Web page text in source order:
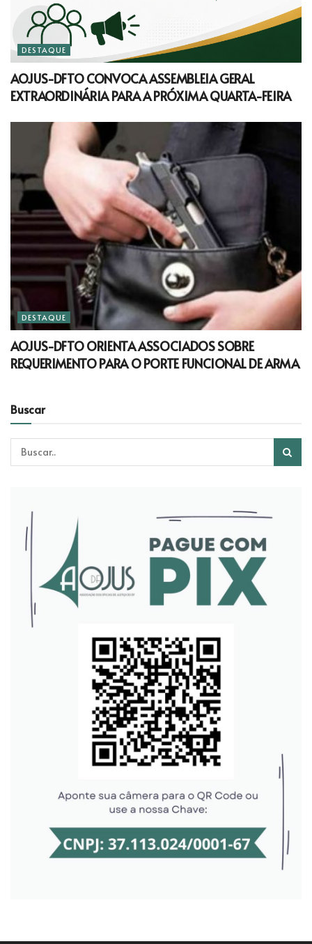
DESTAQUE
AOJUS-DFTO CONVOCA ASSEMBLEIA GERAL
EXTRAORDINÁRIA PARA A PRÓXIMA QUARTA-FEIRA
DESTAQUE
AOJUS-DFTO ORIENTA ASSOCIADOS SOBRE
REQUERIMENTO PARA O PORTE FUNCIONAL DE ARMA
Buscar